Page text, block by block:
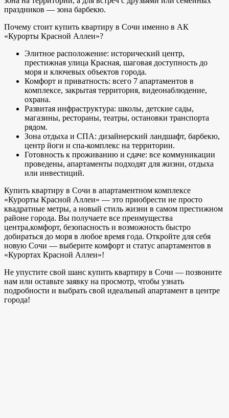
праздников — зона барбекю.
Почему стоит купить квартиру в Сочи именно в АК
«Курорты Красной Аллеи»?
Элитное расположение: исторический центр,
престижная улица Красная, шаговая доступность до
моря и ключевых объектов города.
Комфорт и приватность: всего 7 апартаментов в
комплексе, закрытая территория, видеонаблюдение,
охрана.
Развитая инфраструктура: школы, детские сады,
магазины, рестораны, театры, остановки транспорта
рядом.
Зона отдыха и СПА: дизайнерский ландшафт, барбекю,
центр йоги и спа-комплекс на территории.
Готовность к проживанию и сдаче: все коммуникации
проведены, апартаменты подходят для жизни, отдыха
или инвестиций.
Купить квартиру в Сочи в апартаментном комплексе
«Курорты Красной Аллеи» — это приобрести не просто
квадратные метры, а новый стиль жизни в самом престижном
районе города. Вы получаете все преимущества
центра,комфорт, безопасность и возможность быстро
добираться до моря в любое время года. Откройте для себя
новую Сочи — выберите комфорт и статус апартаментов в
«Курортах Красной Аллеи»!
Не упустите свой шанс купить квартиру в Сочи — позвоните
нам или оставьте заявку на просмотр, чтобы узнать
подробности и выбрать свой идеальный апартамент в центре
города!